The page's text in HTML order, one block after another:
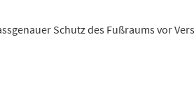
Schutz des Fußraums vor